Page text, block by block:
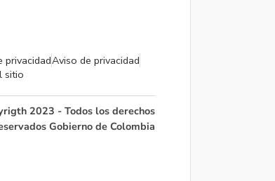
privacidadAviso de privacidad
sitio
2023 - Todos los derechos
Gobierno de Colombia